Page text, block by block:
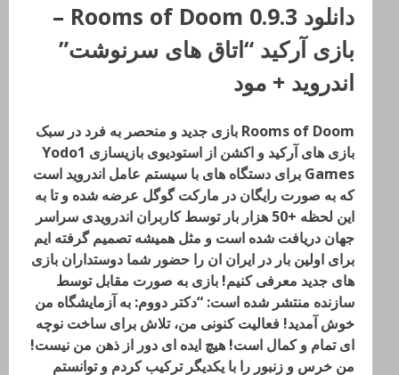
دانلود Rooms of Doom 0.9.3 –
بازی آرکید “اتاق های سرنوشت”
اندروید + مود
Rooms of Doom بازی جدید و منحصر به فرد در سبک
بازی های آرکید و اکشن از استودیوی بازیسازی Yodo1
Games برای دستگاه های با سیستم عامل اندروید است
که به صورت رایگان در مارکت گوگل عرضه شده و تا به
این لحظه +50 هزار بار توسط کاربران اندرویدی سراسر
جهان دریافت شده است و مثل همیشه تصمیم گرفته ایم
برای اولین بار در ایران ان را حضور شما دوستداران بازی
های جدید معرفی کنیم! بازی به صورت مقابل توسط
سازنده منتشر شده است: “دکتر دووم: به آزمایشگاه من
خوش آمدید! فعالیت کنونی من، تلاش برای ساخت نوچه
ای تمام و کمال است! هیچ ایده ای دور از ذهن من نیست!
من خرس و زنبور را با یکدیگر ترکیب کردم و توانستم